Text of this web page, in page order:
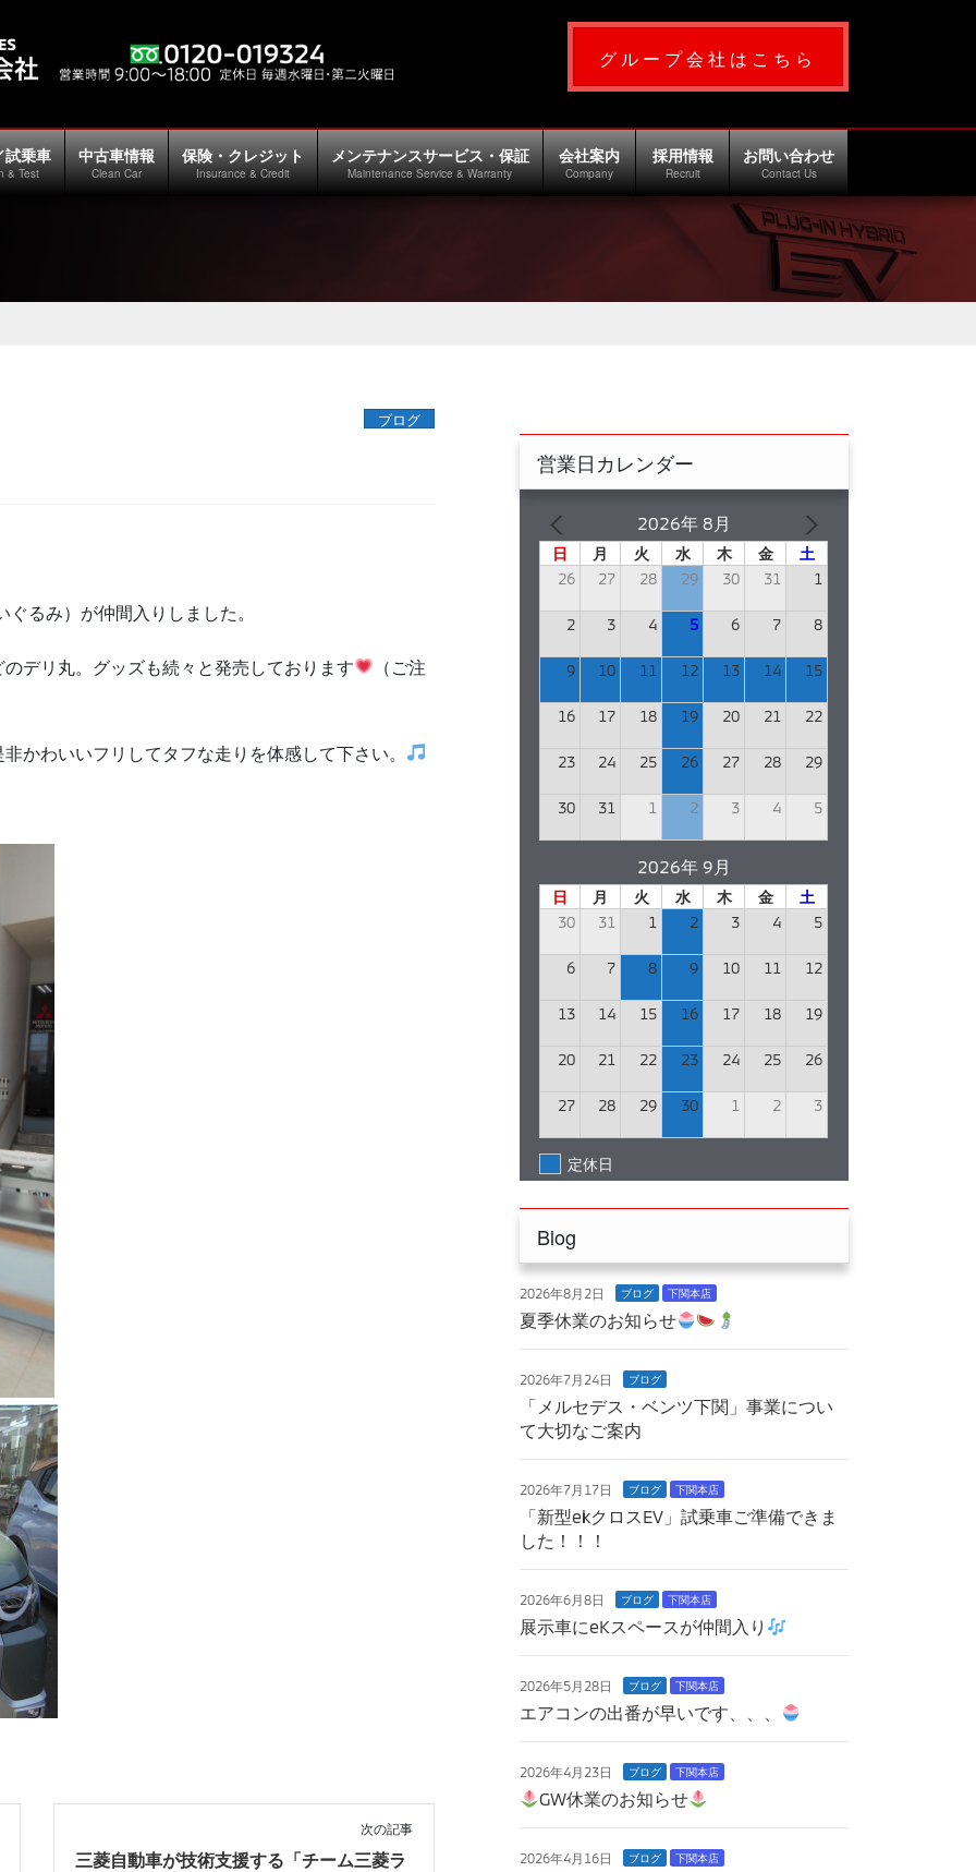
グループ会社はこちら
試乗車
& Test
中古車情報
Clean Car
保険・クレジット
Insurance & Credit
メンテナンスサービス・保証
Maintenance Service & Warranty
会社案内
Company
採用情報
Recruit
お問い合わせ
Contact Us
ブログ
ぐるみ）が仲間入りしました。
デリ丸。グッズも続々と発売しております
（ご注
かわいいフリしてタフな走りを体感して下さい。
次の記事
三菱自動車が技術支援する「チーム三菱ラ
営業日カレンダー
2026年 8月
日 月 火 水 木 金
土
26
27 28 29 30 31 1
2 3 4 5 6 7 8
9 10 11 12 13 14 15
16 17 18 19 20 21 22
23 24 25 26 27 28 29
30 31 1 2 3 4 5
2026年 9月
日 月 火 水 木 金
土
30
31 1 2 3 4 5
6 7 8 9 10 11 12
13 14 15 16 17 18 19
20 21 22 23 24 25 26
27 28 29 30 1 2 3
定休日
Blog
2026年8月2日 ブログ 下関本店
夏季休業のお知らせ
2026年7月24日 ブログ
「メルセデス・ベンツ下関」事業につい
て大切なご案内
2026年7月17日 ブログ 下関本店
「新型ekクロスEV」試乗車ご準備できま
した！！！
2026年6月8日 ブログ 下関本店
展示車にeKスペースが仲間入り
2026年5月28日 ブログ 下関本店
エアコンの出番が早いです、、、
2026年4月23日 ブログ 下関本店
GW休業のお知らせ
2026年4月16日 ブログ 下関本店